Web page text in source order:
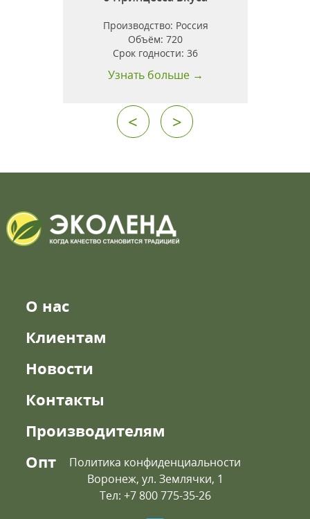
Производство: Россия
Объём:720
Срок годности:36
Узнать больше →
< >
О нас
Клиентам
Новости
Контакты
Производителям
Опт
Политика конфиденциальности
Воронеж, ул. Землячки, 1
Тел: +7 800 775-35-26